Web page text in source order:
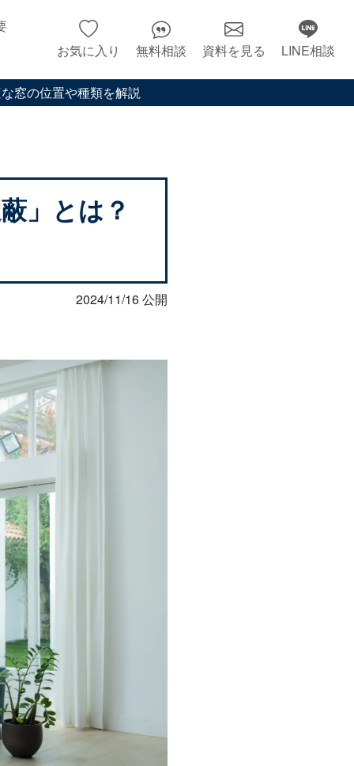
お気に入り 無料相談 資料を見る LINE相談
窓の位置や種類を解説
」とは？
2024/11/16 公開